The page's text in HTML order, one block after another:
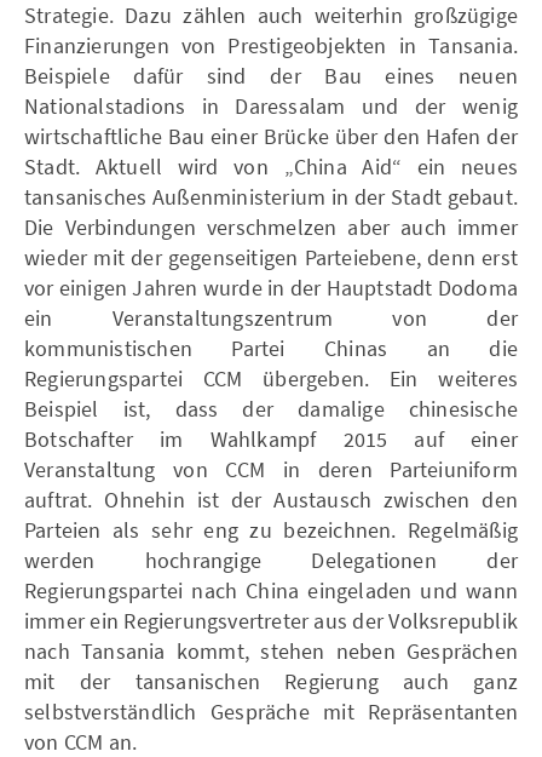
Strategie. Dazu zählen auch weiterhin großzügige
Finanzierungen von Prestigeobjekten in Tansania.
Beispiele dafür sind der Bau eines neuen
Nationalstadions in Daressalam und der wenig
wirtschaftliche Bau einer Brücke über den Hafen der
Stadt. Aktuell wird von „China Aid“ ein neues
tansanisches Außenministerium in der Stadt gebaut.
Die Verbindungen verschmelzen aber auch immer
wieder mit der gegenseitigen Parteiebene, denn erst
vor einigen Jahren wurde in der Hauptstadt Dodoma
ein Veranstaltungszentrum von der
kommunistischen Partei Chinas an die
Regierungspartei CCM übergeben. Ein weiteres
Beispiel ist, dass der damalige chinesische
Botschafter im Wahlkampf 2015 auf einer
Veranstaltung von CCM in deren Parteiuniform
auftrat. Ohnehin ist der Austausch zwischen den
Parteien als sehr eng zu bezeichnen. Regelmäßig
werden hochrangige Delegationen der
Regierungspartei nach China eingeladen und wann
immer ein Regierungsvertreter aus der Volksrepublik
nach Tansania kommt, stehen neben Gesprächen
mit der tansanischen Regierung auch ganz
selbstverständlich Gespräche mit Repräsentanten
von CCM an.